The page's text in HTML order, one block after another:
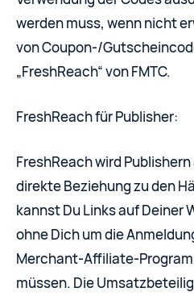
werden muss, wenn nicht
von Coupon-/
„FreshReach“ von FMTC.
FreshReach für Publisher:
FreshReach wird
direkte Beziehung zu den
kannst Du Links auf Deiner
ohne Dich um die
Merchant-Affiliate-
müssen. Die